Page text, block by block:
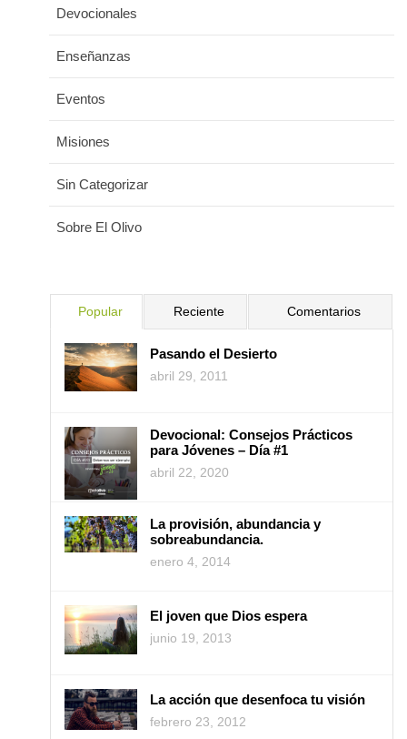
Devocionales
Enseñanzas
Eventos
Misiones
Sin Categorizar
Sobre El Olivo
Popular Reciente Comentarios
Pasando el Desierto
abril 29, 2011
Devocional: Consejos Prácticos
para Jóvenes – Día #1
abril 22, 2020
La provisión, abundancia y
sobreabundancia.
enero 4, 2014
El joven que Dios espera
junio 19, 2013
La acción que desenfoca tu visión
febrero 23, 2012